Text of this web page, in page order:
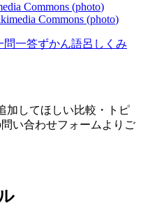
Commons (photo)
Commons (photo)
問一答ずかん語呂 しくみ
加してほしい比較・トピ
い合わせフォームよりご